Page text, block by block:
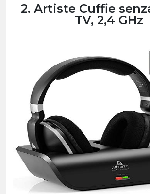
2. Artiste Cuffie
TV, 2,4 GHz